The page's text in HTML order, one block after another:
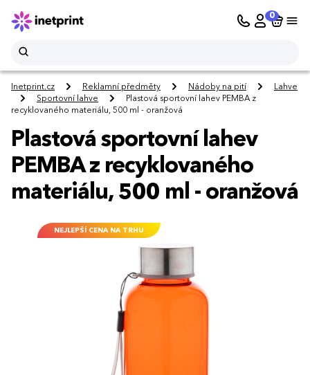
0
Inetprint.cz Reklamní předměty Nádoby na pití
Lahve
Sportovní lahve
Plastová sportovní lahev PEMBA z
recyklovaného materiálu, 500 ml - oranžová
Plastová sportovní lahev
PEMBA z recyklovaného
materiálu, 500 ml - oranžová
NEJLEPŠÍ CENA NA TRHU